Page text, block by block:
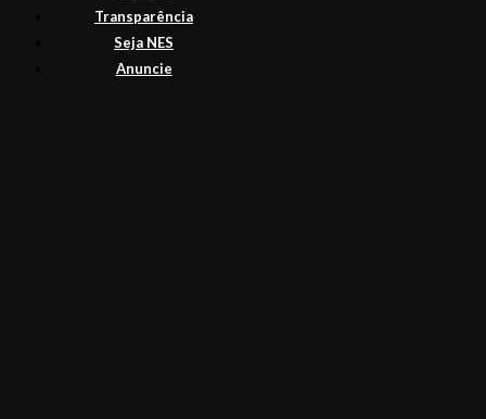
Transparência
Seja NES
Anuncie